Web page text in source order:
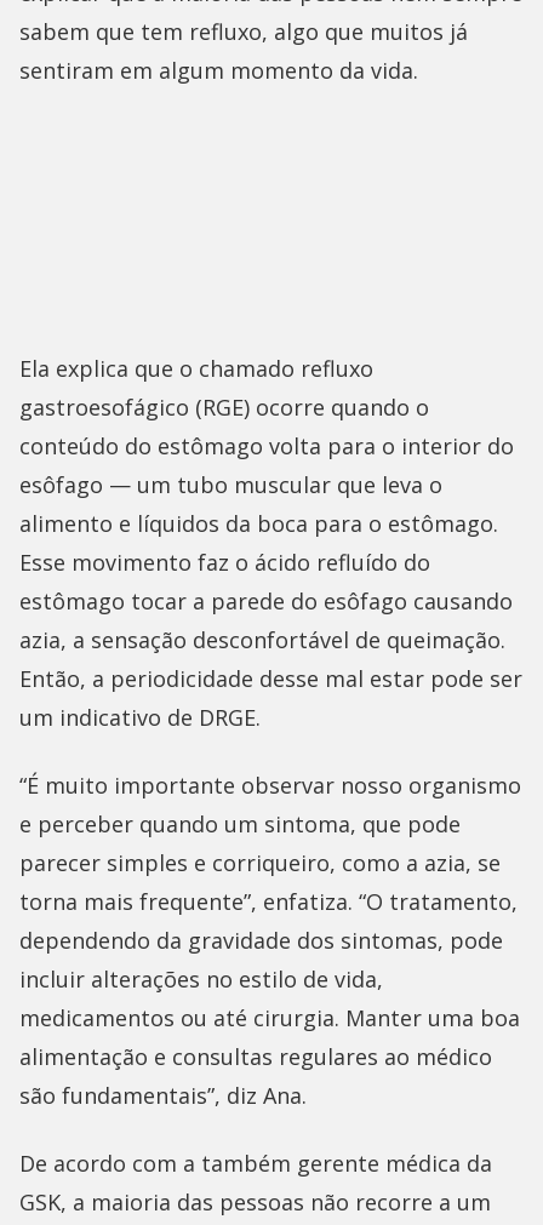
sabem que tem refluxo, algo que muitos já
sentiram em algum momento da vida.
Ela explica que o chamado refluxo
gastroesofágico (RGE) ocorre quando o
conteúdo do estômago volta para o interior do
esôfago — um tubo muscular que leva o
alimento e líquidos da boca para o estômago.
Esse movimento faz o ácido refluído do
estômago tocar a parede do esôfago causando
azia, a sensação desconfortável de queimação.
Então, a periodicidade desse mal estar pode ser
um indicativo de DRGE.
“É muito importante observar nosso organismo
e perceber quando um sintoma, que pode
parecer simples e corriqueiro, como a azia, se
torna mais frequente”, enfatiza. “O tratamento,
dependendo da gravidade dos sintomas, pode
incluir alterações no estilo de vida,
medicamentos ou até cirurgia. Manter uma boa
alimentação e consultas regulares ao médico
são fundamentais”, diz Ana.
De acordo com a também gerente médica da
GSK, a maioria das pessoas não recorre a um